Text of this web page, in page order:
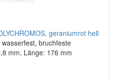
geraniumrot hell
bruchfeste
mm, Länge: 176 mm